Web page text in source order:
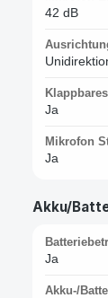
42 dB
Ja
Mikrofon
Ja
Akku/
Ja
Akku-/